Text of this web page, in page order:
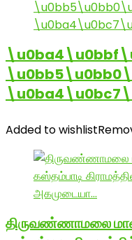
Added to wishlist
திருவண்ணாமலை